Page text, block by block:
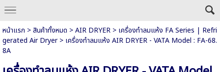
หน้าแรก >สินค้าทั้งหมด >AIR DRYER> เครื่องทำลมแห้ง FA Series | Refri
gerated Air Dryer> เครื่องทำลมแห้ง AIR DRYER - VATA Model : FA-68.
8A